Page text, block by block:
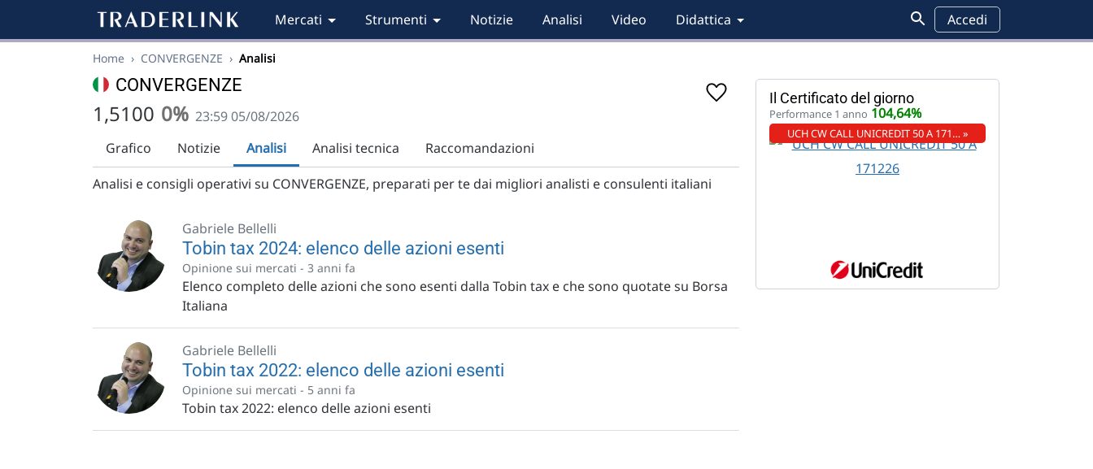
Mercati Strumenti Notizie Analisi Video Didattica Accedi
Home › CONVERGENZE › Analisi
CONVERGENZE
1,5100 0% 23:59 05/08/2026
Grafico
Notizie Analisi Analisi tecnica
Raccomandazioni
Analisi e consigli operativi su CONVERGENZE, preparati per te dai migliori analisti e consulenti italiani
Gabriele Bellelli
Tobin tax 2024: elenco delle azioni esenti
Opinione sui mercati - 3 anni fa
Elenco completo delle azioni che sono esenti dalla Tobin tax e che sono quotate su Borsa
Italiana
Gabriele Bellelli
Tobin tax 2022: elenco delle azioni esenti
Opinione sui mercati - 5 anni fa
Tobin tax 2022: elenco delle azioni esenti
Il Certificato del giorno
Performance 1 anno 104,64%
UCH CW CALL UNICREDIT 50 A 171… »